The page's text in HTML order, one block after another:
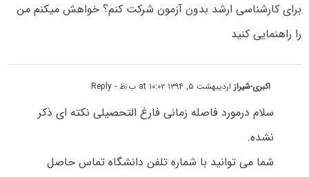
برای کارشناسی ارشد بدون آزمون شرکت کنم؟ خواهش میکنم من
را راهنمایی کنید
اکبری-شیرازاردیبهشت ۵, ۱۳۹۴ at ۱۰:۰۲ ب٫ظ - Reply
سلام درمورد فاصله زمانی فارغ التحصیلی نکته ای ذکر
نشده.
شما می توانید با شماره تلفن دانشگاه تماس حاصل